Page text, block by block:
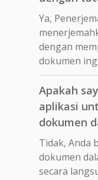
Ya,
dengan
dokumen
Apakah
aplikasi
dokumen
Tidak, Anda
dokumen
secara